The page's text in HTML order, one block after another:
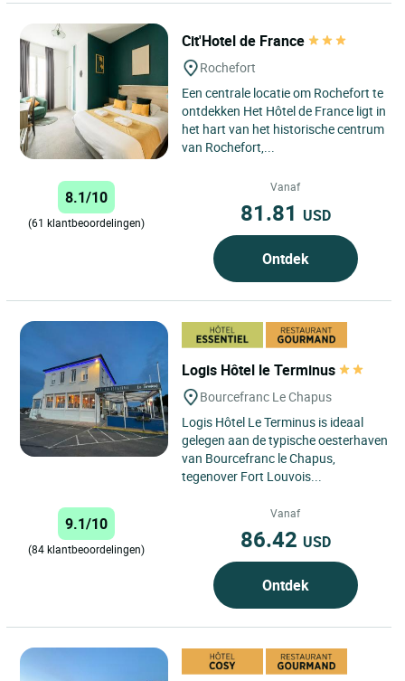
Cit'Hotel de France
Rochefort
Een centrale locatie om Rochefort te
ontdekken Het Hôtel de France ligt in
het hart van het historische centrum
van Rochefort,...
8.1/10
(61 klantbeoordelingen)
Vanaf
81.81 USD
Ontdek
Logis Hôtel le Terminus
Bourcefranc Le Chapus
Logis Hôtel Le Terminus is ideaal
gelegen aan de typische oesterhaven
van Bourcefranc le Chapus,
tegenover Fort Louvois...
9.1/10
(84 klantbeoordelingen)
Vanaf
86.42 USD
Ontdek